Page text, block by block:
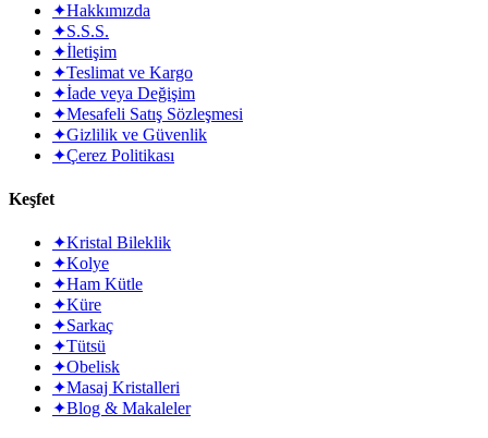
✦Hakkımızda
✦S.S.S.
✦İletişim
✦Teslimat ve Kargo
✦İade veya Değişim
✦Mesafeli Satış Sözleşmesi
✦Gizlilik ve Güvenlik
✦Çerez Politikası
Keşfet
✦Kristal Bileklik
✦Kolye
✦Ham Kütle
✦Küre
✦Sarkaç
✦Tütsü
✦Obelisk
✦Masaj Kristalleri
✦Blog & Makaleler